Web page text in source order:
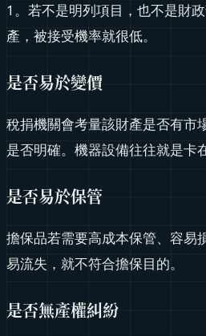
1。若不是明列項目，也不是財
產，被接受機率就很低。
是否易於變價
稅捐機關會考量該財產是否有市
是否明確。機器設備往往就是卡
是否易於保管
擔保品若需要高成本保管、容易
易流失，就不符合擔保目的。
是否無產權糾紛